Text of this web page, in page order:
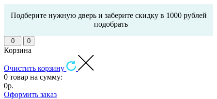
Подберите нужную дверь и заберите скидку в 1000 рублей
подобрать
0 0
Корзина
Очистить корзину
0 товар на сумму:
0р.
Оформить заказ